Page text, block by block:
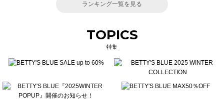
ランキング一覧を見る
TOPICS
特集